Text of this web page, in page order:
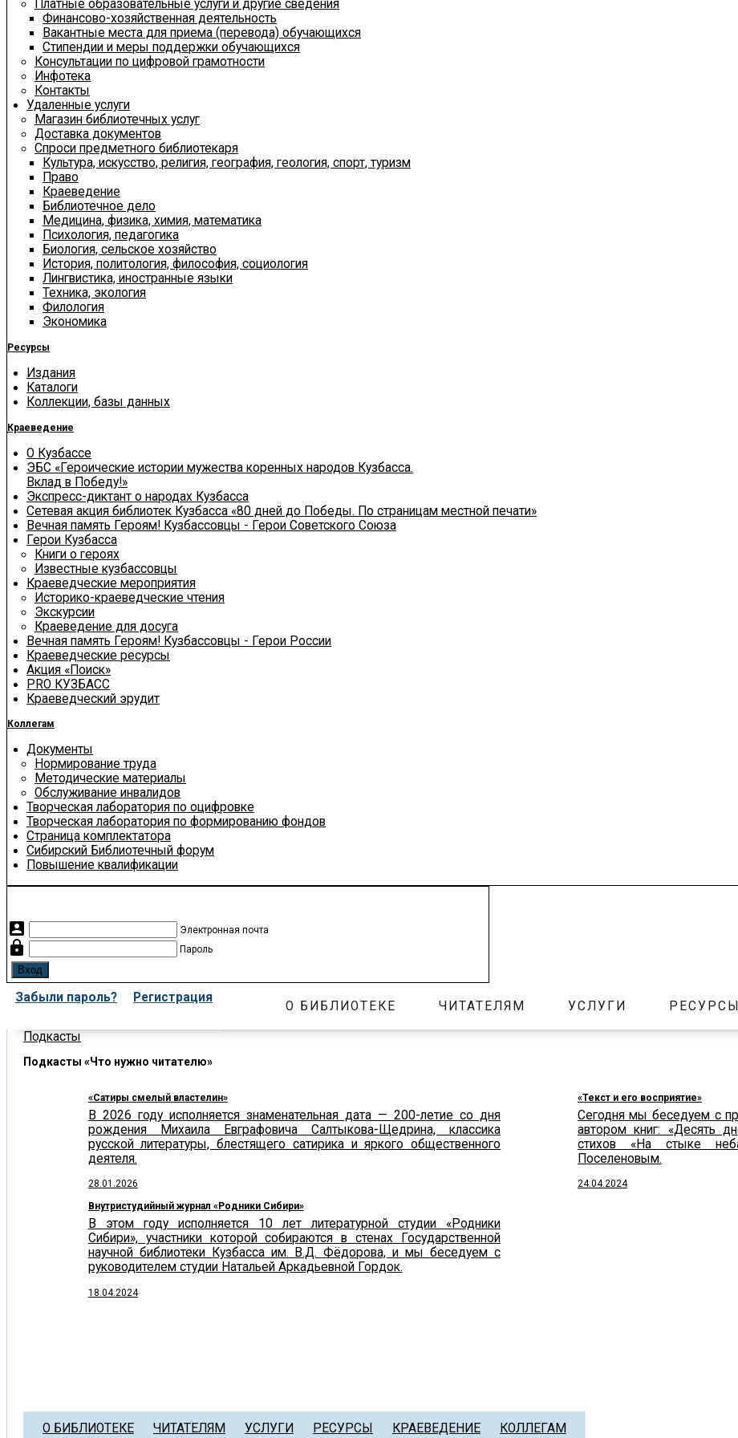
Платные образовательные услуги и другие сведения
Финансово-хозяйственная деятельность
Вакантные места для приема (перевода) обучающихся
Стипендии и меры поддержки обучающихся
Консультации по цифровой грамотности
Инфотека
Контакты
Удаленные услуги
Магазин библиотечных услуг
Доставка документов
Спроси предметного библиотекаря
Культура, искусство, религия, география, геология, спорт, туризм
Право
Краеведение
Библиотечное дело
Медицина, физика, химия, математика
Психология, педагогика
Биология, сельское хозяйство
История, политология, философия, социология
Лингвистика, иностранные языки
Техника, экология
Филология
Экономика
Ресурсы
Издания
Каталоги
Коллекции, базы данных
Краеведение
О Кузбассе
ЭБС «Героические истории мужества коренных народов Кузбасса.
Вклад в Победу!»
Экспресс-диктант о народах Кузбасса
Сетевая акция библиотек Кузбасса «80 дней до Победы. По страницам местной печати»
Вечная память Героям! Кузбассовцы - Герои Советского Союза
Герои Кузбасса
Книги о героях
Известные кузбассовцы
Краеведческие мероприятия
Историко-краеведческие чтения
Экскурсии
Краеведение для досуга
Вечная память Героям! Кузбассовцы - Герои России
Краеведческие ресурсы
Акция «Поиск»
PRO КУЗБАСС
Краеведческий эрудит
Коллегам
Документы
Нормирование труда
Методические материалы
Обслуживание инвалидов
Творческая лаборатория по оцифровке
Творческая лаборатория по формированию фондов
Страница комплектатора
Сибирский Библиотечный форум
Повышение квалификации
account_box Электронная почта
lock Пароль
Забыли пароль? Регистрация
О БИБЛИОТЕКЕ ЧИТАТЕЛЯМ УСЛУГИ РЕСУРСЫ
Подкасты
Подкасты «Что нужно читателю»
«Сатиры смелый властелин»
В 2026 году исполняется знаменательная дата — 200-летие со дня
рождения Михаила Евграфовича Салтыкова-Щедрина, классика
русской литературы, блестящего сатирика и яркого общественного
деятеля.
28.01.2026
«Текст и его восприятие»
Сегодня мы беседуем с
автором книг: «Десять
стихов «На стыке
Поселеновым.
24.04.2024
Внутристудийный журнал «Родники Сибири»
В этом году исполняется 10 лет литературной студии «Родники
Сибири», участники которой собираются в стенах Государственной
научной библиотеки Кузбасса им. В.Д. Фёдорова, и мы беседуем с
руководителем студии Натальей Аркадьевной Гордок.
18.04.2024
О БИБЛИОТЕКЕ ЧИТАТЕЛЯМ УСЛУГИ РЕСУРСЫ КРАЕВЕДЕНИЕ КОЛЛЕГАМ